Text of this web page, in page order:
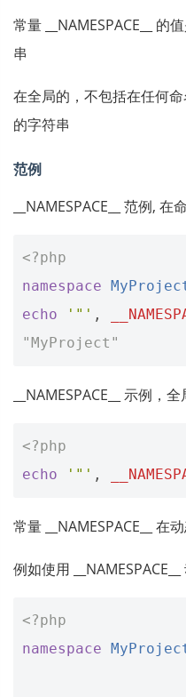
常量 __NAMESPACE__ 的
串
在全局的，不包括在任何
的字符串
范例
__NAMESPACE__ 范例,
<?php
namespace
echo
'"' ,
"MyProject"
__NAMESPACE__ 示例，
<?php
echo
'"' ,
常量 __NAMESPACE__ 在
例如使用
<?php
namespace